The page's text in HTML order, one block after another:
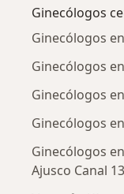
Ginecólogos
Ginecólogos
Ginecólogos
Ginecólogos
Ginecólogos
Ginecólogos
Ajusco Canal 13